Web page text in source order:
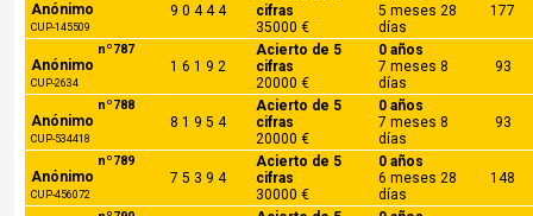
Anónimo
CUP-145509
9 0 4 4 4
cifras
35000 €
5 meses 28
días
177
nº787
Anónimo
CUP-2634
1 6 1 9 2
Acierto de 5
cifras
20000 €
0 años
7 meses 8
días
93
nº788
Anónimo
CUP-534418
8 1 9 5 4
Acierto de 5
cifras
20000 €
0 años
7 meses 8
días
93
nº789
Anónimo
CUP-456072
7 5 3 9 4
Acierto de 5
cifras
30000 €
0 años
6 meses 28
días
148